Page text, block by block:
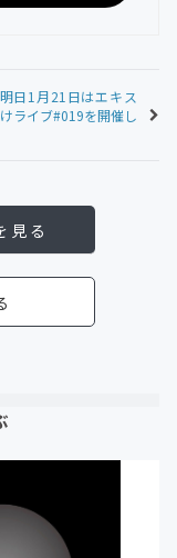
明日1月21日はエキス
ライブ#019を開催し
見る